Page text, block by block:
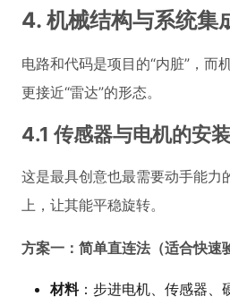
4. 机械结构与系统集
电路和代码是项目的“内脏”，而
更接近“雷达”的形态。
4.1 传感器与电机的安装
这是最具创意也最需要动手能力
上，让其能平稳旋转。
方案一：简单直连法（适合快速
材料：步进电机、传感器、